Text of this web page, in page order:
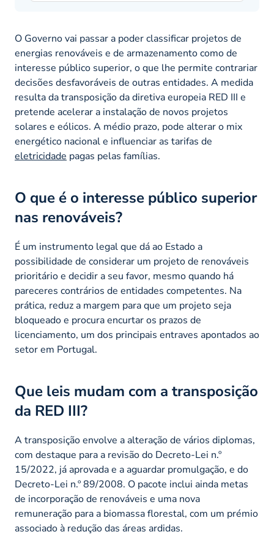
O Governo vai passar a poder classificar projetos de
energias renováveis e de armazenamento como de
interesse público superior, o que lhe permite contrariar
decisões desfavoráveis de outras entidades. A medida
resulta da transposição da diretiva europeia RED III e
pretende acelerar a instalação de novos projetos
solares e eólicos. A médio prazo, pode alterar o mix
energético nacional e influenciar as tarifas de
eletricidade pagas pelas famílias.
O que é o interesse público superior
nas renováveis?
É um instrumento legal que dá ao Estado a
possibilidade de considerar um projeto de renováveis
prioritário e decidir a seu favor, mesmo quando há
pareceres contrários de entidades competentes. Na
prática, reduz a margem para que um projeto seja
bloqueado e procura encurtar os prazos de
licenciamento, um dos principais entraves apontados ao
setor em Portugal.
Que leis mudam com a transposição
da RED III?
A transposição envolve a alteração de vários diplomas,
com destaque para a revisão do Decreto-Lei n.º
15/2022, já aprovada e a aguardar promulgação, e do
Decreto-Lei n.º 89/2008. O pacote inclui ainda metas
de incorporação de renováveis e uma nova
remuneração para a biomassa florestal, com um prémio
associado à redução das áreas ardidas.